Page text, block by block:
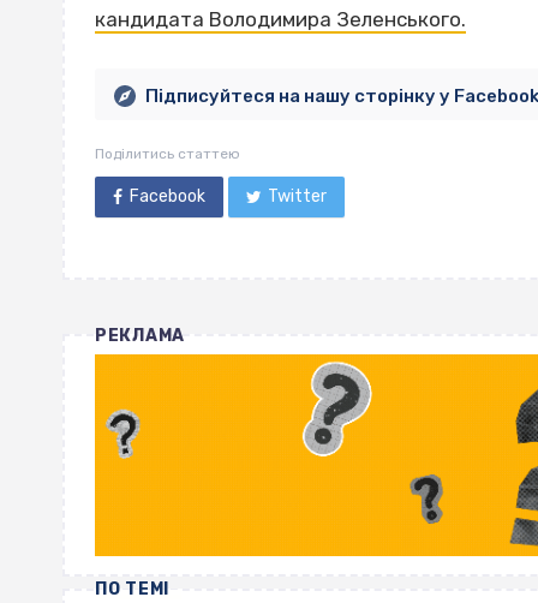
кандидата Володимира Зеленського.
Підписуйтеся на нашу сторінку у Facebook
Поділитись статтею
Facebook Twitter
РЕКЛАМА
ПО ТЕМІ